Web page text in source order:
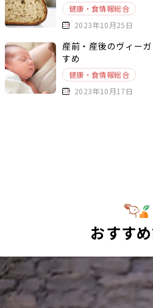
健康・食情報総合
2023年10月25日
産前・産後のヴィー
すめ
健康・食情報総合
2023年10月17日
おすす